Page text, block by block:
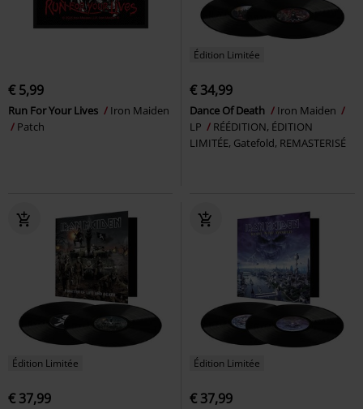
€ 5,99
Run For Your Lives
Iron Maiden
Patch
Édition Limitée
€ 34,99
Dance Of Death
Iron Maiden
LP
RÉÉDITION, ÉDITION
LIMITÉE, Gatefold, REMASTERISÉ
Édition Limitée
€ 37,99
Édition Limitée
€ 37,99